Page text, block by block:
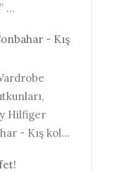
...
- Kış
Hilfiger
- Kış kol...